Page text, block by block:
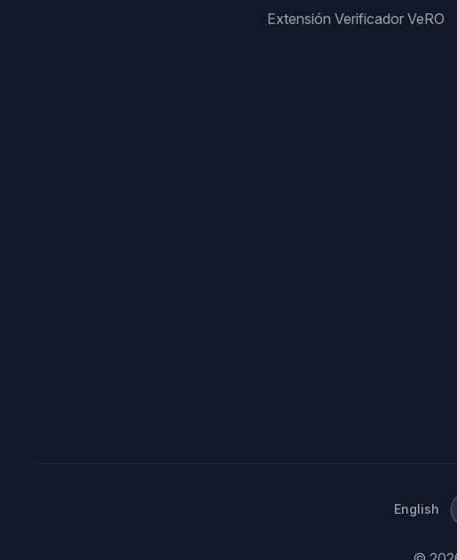
Extensión Verificador VeRO
English